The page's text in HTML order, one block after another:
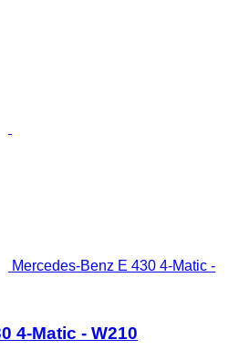
Mercedes-Benz E 430 4-Matic -
4-Matic - W210